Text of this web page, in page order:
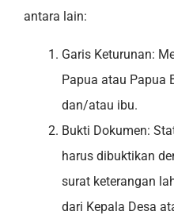
antara lain:
Garis Keturunan:
Papua atau Papua
dan/atau ibu.
Bukti Dokumen:
harus dibuktikan
surat keterangan
dari Kepala Desa